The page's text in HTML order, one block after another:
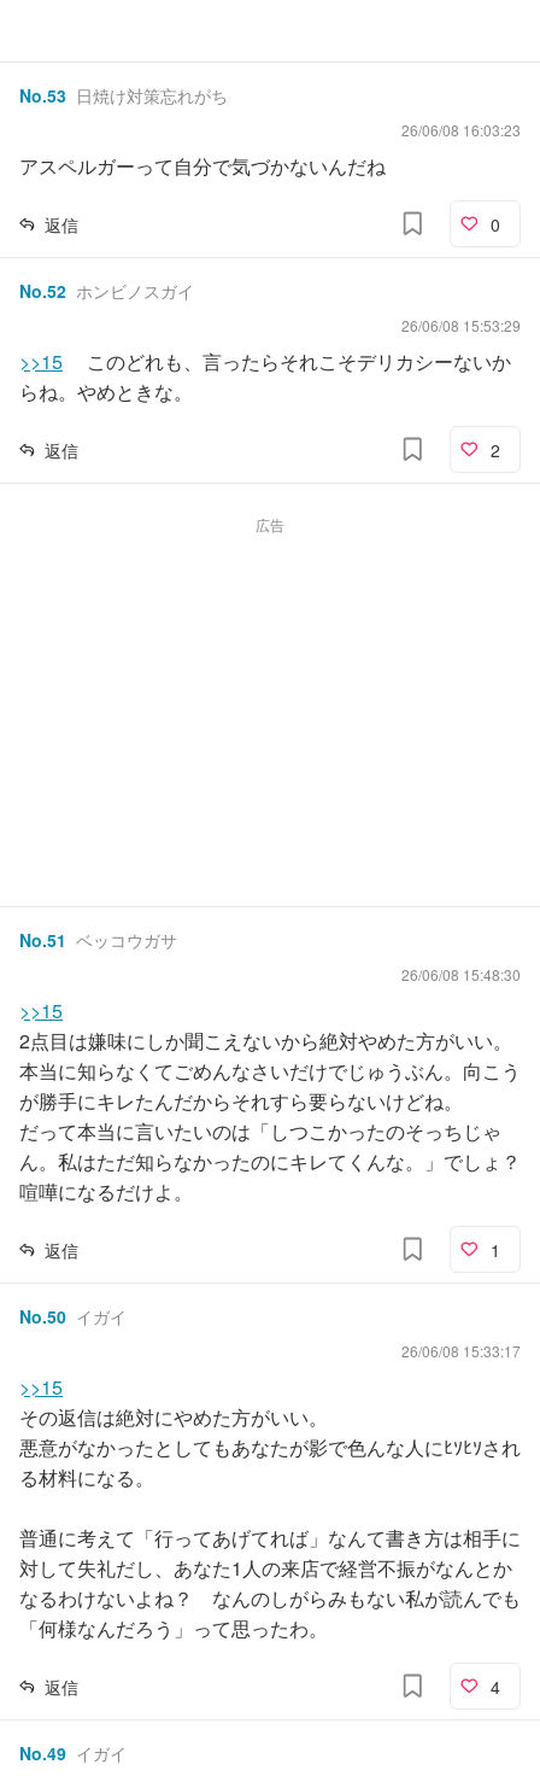
No.53 日焼け対策忘れがち
26/06/08 16:03:23
アスペルガーって自分で気づかないんだね
返信 0
No.52 ホンビノスガイ
26/06/08 15:53:29
>>15 このどれも、言ったらそれこそデリカシーないか
らね。やめときな。
返信 2
広告
No.51 ベッコウガサ
26/06/08 15:48:30
>>15
2点目は嫌味にしか聞こえないから絶対やめた方がいい。
本当に知らなくてごめんなさいだけでじゅうぶん。向こう
が勝手にキレたんだからそれすら要らないけどね。
だって本当に言いたいのは「しつこかったのそっちじゃ
ん。私はただ知らなかったのにキレてくんな。」でしょ？
喧嘩になるだけよ。
返信 1
No.50 イガイ
26/06/08 15:33:17
>>15
その返信は絶対にやめた方がいい。
悪意がなかったとしてもあなたが影で色んな人にﾋｿﾋｿされ
る材料になる。
普通に考えて「行ってあげてれば」なんて書き方は相手に
対して失礼だし、あなた1人の来店で経営不振がなんとか
なるわけないよね？ なんのしがらみもない私が読んでも
「何様なんだろう」って思ったわ。
返信 4
No.49 イガイ